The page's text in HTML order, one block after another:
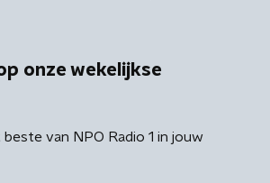
onze wekelijkse
van NPO Radio 1 in jouw